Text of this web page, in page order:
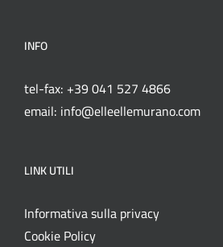
INFO
tel-fax: +39 041 527 4866
email: info@elleellemurano.com
LINK UTILI
Informativa sulla privacy
Cookie Policy